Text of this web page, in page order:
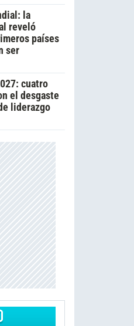
la
reveló
países
ser
cuatro
el desgaste
liderazgo